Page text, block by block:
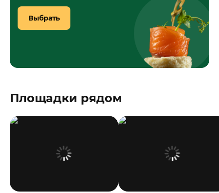
Выбрать
Площадки рядом